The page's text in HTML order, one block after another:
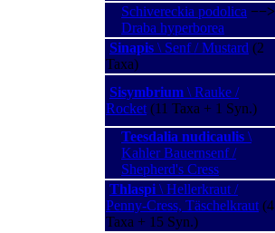
Schivereckia podolica −−>
Draba hyperborea
Sinapis \ Senf / Mustard (2
Taxa)
Sisymbrium \ Rauke /
Rocket (11 Taxa + 1 Syn.)
Teesdalia nudicaulis \
Kahler Bauernsenf /
Shepherd's Cress
Thlaspi \ Hellerkraut /
Penny-Cress, Täschelkraut (4
Taxa + 15 Syn.)